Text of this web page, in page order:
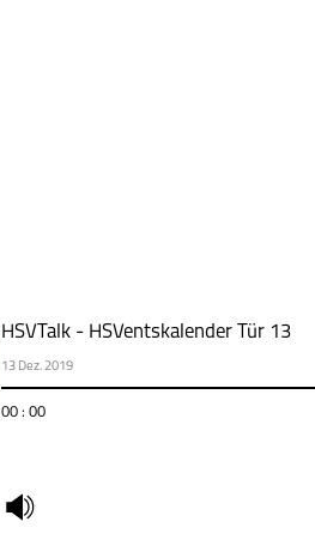
HSVTalk - HSVentskalender Tür 13
13 Dez. 2019
00 : 00